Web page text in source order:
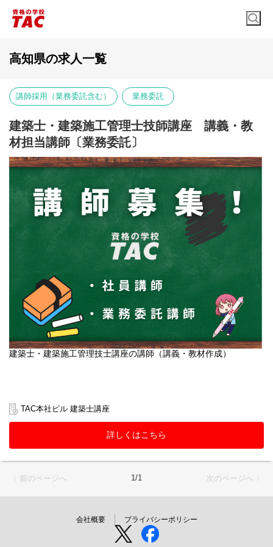
高知県の求人一覧
講師採用（業務委託含む） 業務委託
建築士・建築施工管理士技師講座 講義・教
材担当講師〔業務委託〕
建築士・建築施工管理技士講座の講師（講義・教材作成）
TAC本社ビル 建築士講座
詳しくはこちら
〈 前のページへ 1/1 次のページへ 〉
会社概要 プライバシーポリシー